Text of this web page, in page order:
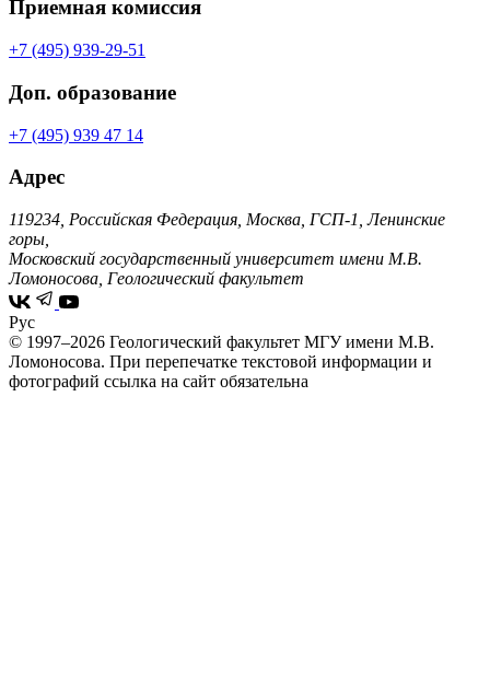
Приемная комиссия
+7 (495) 939-29-51
Доп. образование
+7 (495) 939 47 14
Адрес
119234, Российская Федерация, Москва, ГСП-1, Ленинские
горы,
Московский государственный университет имени М.В.
Ломоносова, Геологический факультет
Рус
© 1997–2026 Геологический факультет МГУ имени М.В.
Ломоносова. При перепечатке текстовой информации и
фотографий ссылка на сайт обязательна